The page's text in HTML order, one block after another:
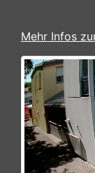
Mehr Infos